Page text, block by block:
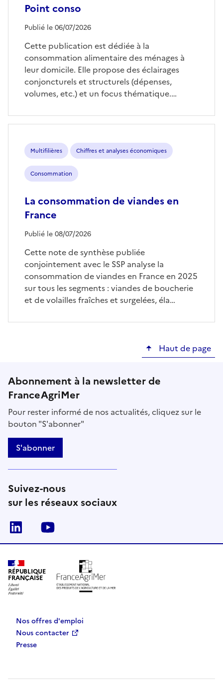
Point conso
Publié le 06/07/2026
Cette publication est dédiée à la
consommation alimentaire des ménages à
leur domicile. Elle propose des éclairages
conjoncturels et structurels (dépenses,
volumes, etc.) et un focus thématique.…
Multifilières Chiffres et analyses économiques
Consommation
La consommation de viandes en
France
Publié le 08/07/2026
Cette note de synthèse publiée
conjointement avec le SSP analyse la
consommation de viandes en France en 2025
sur tous les segments : viandes de boucherie
et de volailles fraîches et surgelées, éla…
Haut de page
Abonnement à la newsletter de
FranceAgriMer
Pour rester informé de nos actualités, cliquez sur le
bouton "S'abonner"
S'abonner
Suivez-nous
sur les réseaux sociaux
Linkedin
RÉPUBLIQUE
FRANÇAISE
Nos offres d'emploi
Nous contacter
Presse